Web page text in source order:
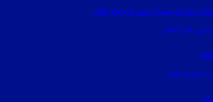
سازمان همیاری شهرداری های گیلان